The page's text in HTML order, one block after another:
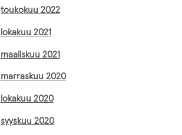
Matilda Kumma
toukokuu 2022
lokakuu 2021
maaliskuu 2021
marraskuu 2020
lokakuu 2020
syyskuu 2020